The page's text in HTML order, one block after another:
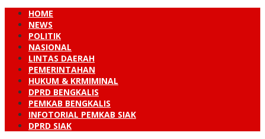
HOME
NEWS
POLITIK
NASIONAL
LINTAS DAERAH
PEMERINTAHAN
HUKUM & KRMIMINAL
DPRD BENGKALIS
PEMKAB BENGKALIS
INFOTORIAL PEMKAB SIAK
DPRD SIAK